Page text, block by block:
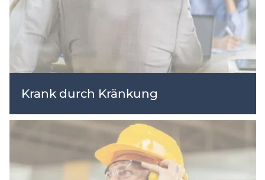
Krank durch Kränkung